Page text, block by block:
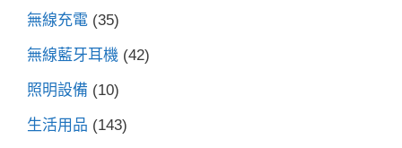
無線充電 (35)
無線藍牙耳機 (42)
照明設備 (10)
生活用品 (143)